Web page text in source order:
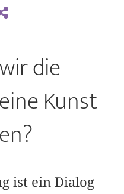
die
Kunst
ist ein Dialog